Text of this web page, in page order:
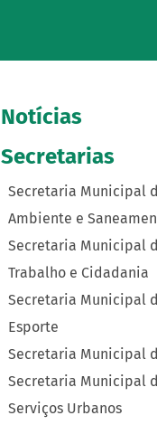
Notícias
Secretarias
Secretaria Municipal
Ambiente e
Secretaria Municipal
Trabalho e Cidadania
Secretaria Municipal
Esporte
Secretaria Municipal
Secretaria Municipal
Serviços Urbanos